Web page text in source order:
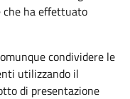
che ha effettuato
condividere le
utilizzando il
di presentazione